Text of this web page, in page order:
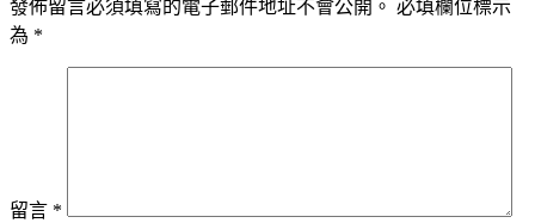
發佈留言必須填寫的電子郵件地址不會公開。 必填欄位標示
為 *
留言 *